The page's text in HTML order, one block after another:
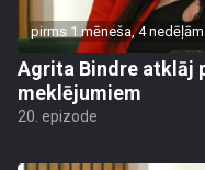
pirms 1 mēneša, 4 nedēļām
Agrita Bindre atklāj
meklējumiem
20. epizode